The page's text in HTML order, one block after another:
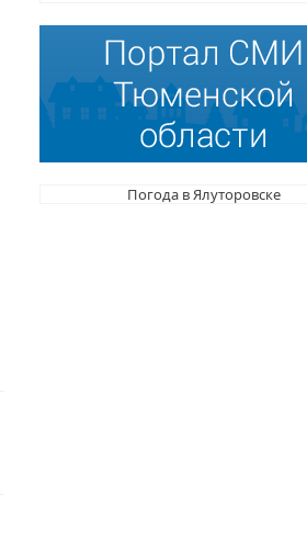
Погода в Ялуторовске